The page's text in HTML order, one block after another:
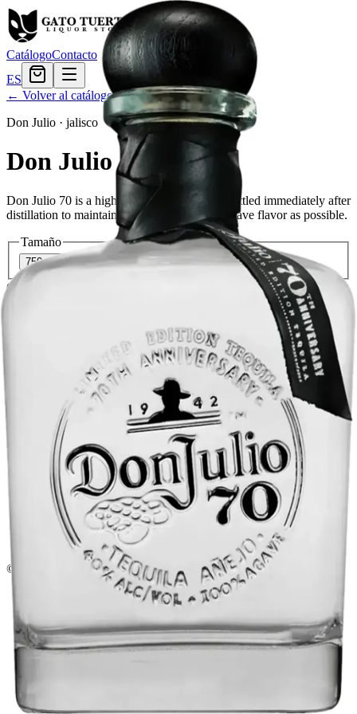
CatálogoContacto
ES
← Volver al catálogo
Don Julio · jalisco
Don Julio 70
Don Julio 70 is a high-quality white tequila bottled immediately after
distillation to maintain as much of the fresh agave flavor as possible.
Tamaño
750ml$65.99
Cantidad
Licorera · envíos locales
Política de privacidad
Términos y condiciones
Política de devoluciones
Delivery · Miami
Delivery de licores en Miami
Alcohol a domicilio Miami
Delivery a Brickell
Licorera en Brickell
Delivery Coral Gables
Cervezas a domicilio Miami
© 2026 El Gato Tuerto · Licorera
· Bebé responsablemente.